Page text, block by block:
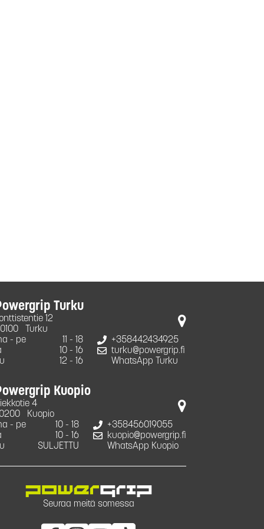
Turku
12
Turku
- pe
11 - 18
10 - 16
12 - 16
+358442434925
turku@powergrip.fi
WhatsApp Turku
Kuopio
4
Kuopio
- pe
10 - 18
10 - 16
SULJETTU
+358456019055
kuopio@powergrip.fi
WhatsApp Kuopio
Seuraa meitä somessa